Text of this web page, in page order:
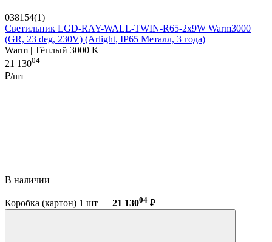
038154(1)
Светильник LGD-RAY-WALL-TWIN-R65-2x9W Warm3000
(GR, 23 deg, 230V) (Arlight, IP65 Металл, 3 года)
Warm | Тёплый 3000 K
21 13004
₽/шт
В наличии
Коробка (картон) 1 шт — 21 13004 ₽